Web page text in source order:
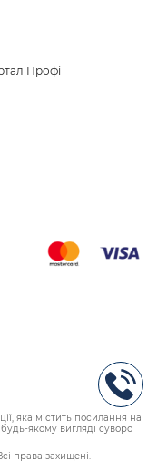
Профі
яка містить посилання на
якому вигляді суворо
права захищені.